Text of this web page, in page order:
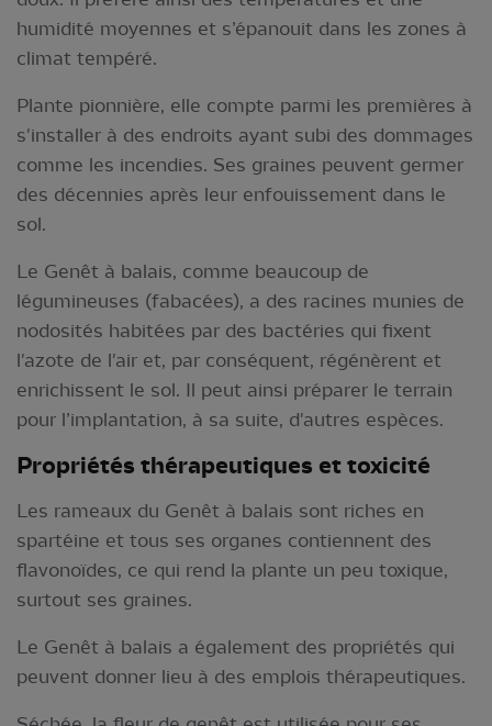
humidité moyennes et s’épanouit dans les zones à
climat tempéré.
Plante pionnière, elle compte parmi les premières à
s'installer à des endroits ayant subi des dommages
comme les incendies. Ses graines peuvent germer
des décennies après leur enfouissement dans le
sol.
Le Genêt à balais, comme beaucoup de
légumineuses (fabacées), a des racines munies de
nodosités habitées par des bactéries qui fixent
l'azote de l'air et, par conséquent, régénèrent et
enrichissent le sol. Il peut ainsi préparer le terrain
pour l’implantation, à sa suite, d'autres espèces.
Propriétés thérapeutiques et toxicité
Les rameaux du Genêt à balais sont riches en
spartéine et tous ses organes contiennent des
flavonoïdes, ce qui rend la plante un peu toxique,
surtout ses graines.
Le Genêt à balais a également des propriétés qui
peuvent donner lieu à des emplois thérapeutiques.